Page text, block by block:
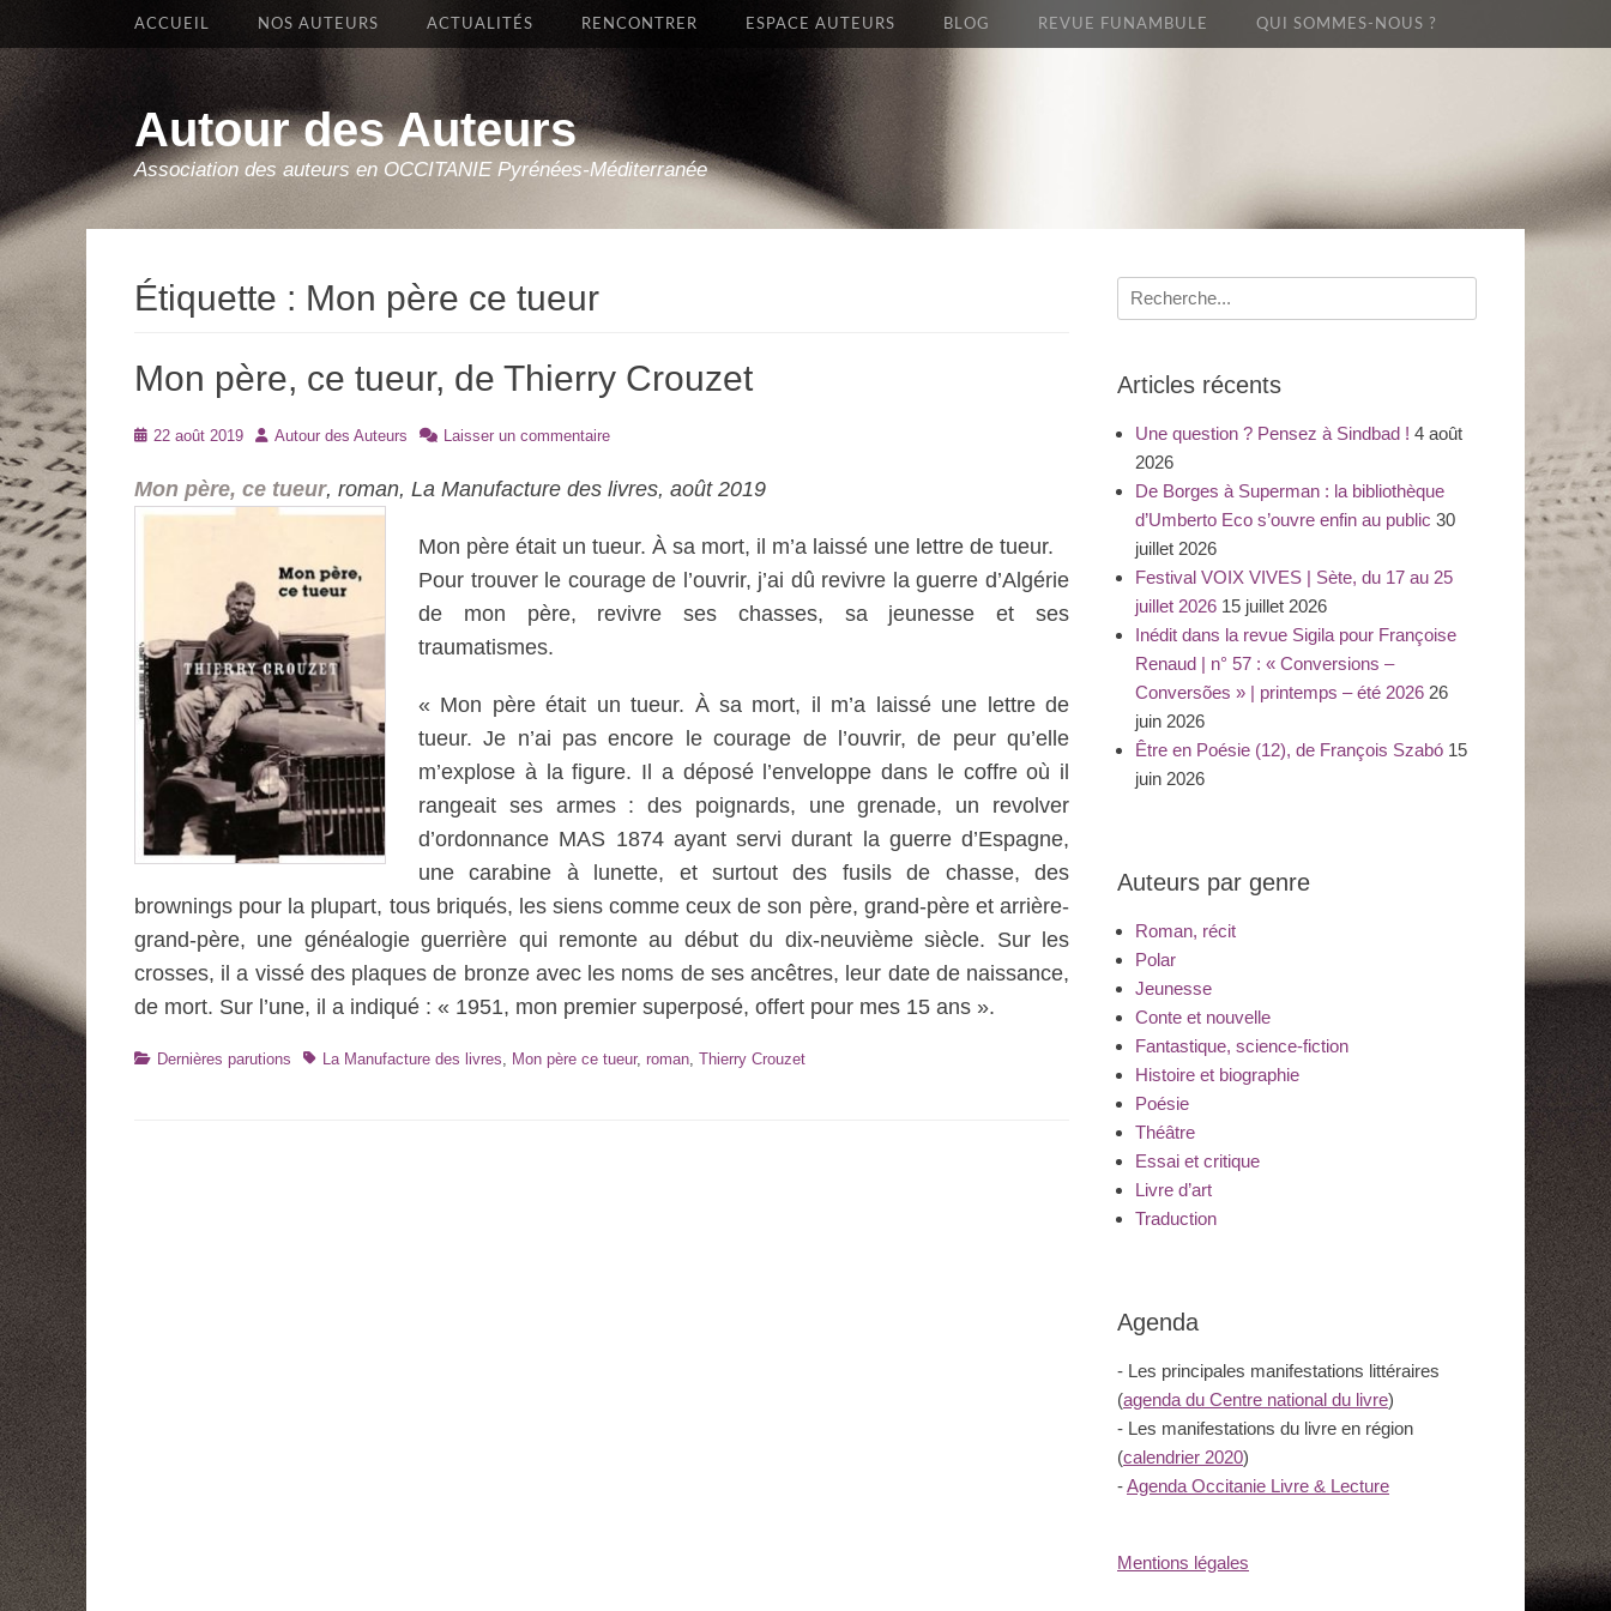
Autour des Auteurs
Association des auteurs en OCCITANIE Pyrénées-Méditerranée
Premier Menu
Aller
ACCUEIL NOS AUTEURS ACTUALITÉS RENCONTRER ESPACE AUTEURS BLOG REVUE FUNAMBULE QUI SOMMES-NOUS ?
Étiquette : Mon père ce tueur
Mon père, ce tueur, de Thierry Crouzet
Posté22 août 2019 Auteur
Autour des Auteurs Laisser un commentaire
Mon père, ce tueur, roman, La Manufacture des livres, août 2019
Mon père était un tueur. À sa mort, il m’a laissé une lettre de tueur.
Pour trouver le courage de l’ouvrir, j’ai dû revivre la guerre d’Algérie
de mon père, revivre ses chasses, sa jeunesse et ses
traumatismes.
« Mon père était un tueur. À sa mort, il m’a laissé une lettre de
tueur. Je n’ai pas encore le courage de l’ouvrir, de peur qu’elle
m’explose à la figure. Il a déposé l’enveloppe dans le coffre où il
rangeait ses armes : des poignards, une grenade, un revolver
d’ordonnance MAS 1874 ayant servi durant la guerre d’Espagne,
une carabine à lunette, et surtout des fusils de chasse, des
brownings pour la plupart, tous briqués, les siens comme ceux de son père, grand-père et arrière-
grand-père, une généalogie guerrière qui remonte au début du dix-neuvième siècle. Sur les
crosses, il a vissé des plaques de bronze avec les noms de ses ancêtres, leur date de naissance,
de mort. Sur l’une, il a indiqué : « 1951, mon premier superposé, offert pour mes 15 ans ».
Catégories
Dernières parutions TagsLa Manufacture des livres, Mon père ce tueur, roman, Thierry Crouzet
Recherche
pour
Articles récents
Une question ? Pensez à Sindbad ! 4 août
2026
De Borges à Superman : la bibliothèque
d’Umberto Eco s’ouvre enfin au public 30
juillet 2026
Festival VOIX VIVES | Sète, du 17 au 25
juillet 2026 15 juillet 2026
Inédit dans la revue Sigila pour Françoise
Renaud | n° 57 : « Conversions –
Conversões » | printemps – été 2026 26
juin 2026
Être en Poésie (12), de François Szabó 15
juin 2026
Auteurs par genre
Roman, récit
Polar
Jeunesse
Conte et nouvelle
Fantastique, science-fiction
Histoire et biographie
Poésie
Théâtre
Essai et critique
Livre d’art
Traduction
Agenda
- Les principales manifestations littéraires
(agenda du Centre national du livre)
- Les manifestations du livre en région
(calendrier 2020)
-Agenda Occitanie Livre & Lecture
Mentions légales